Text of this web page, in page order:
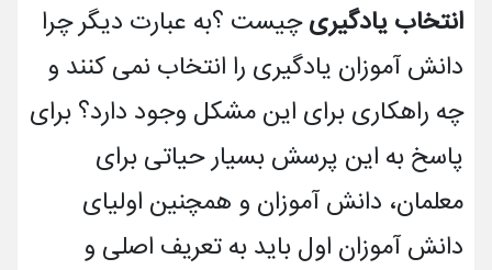
دوره های آموزشی
انتشارات کاغذ و قلم
مقالات
تماس با ما
انتخاب یادگیریچیست ؟به عبارت دیگر چرا
دانش آموزان یادگیری را انتخاب نمی کنند و
چه راهکاری برای این مشکل وجود دارد؟ برای
پاسخ به این پرسش بسیار حیاتی برای
معلمان، دانش آموزان و همچنین اولیای
دانش آموزان اول باید به تعریف اصلی و